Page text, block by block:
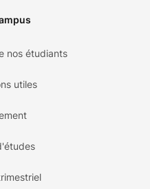
nos étudiants
utiles